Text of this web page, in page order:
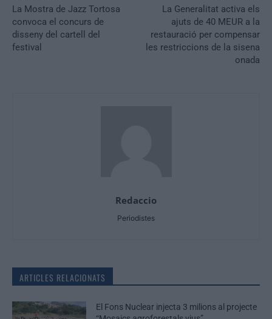
La Mostra de Jazz Tortosa
convoca el concurs de
disseny del cartell del
festival
La Generalitat activa els
ajuts de 40 MEUR a la
restauració per compensar
les restriccions de la sisena
onada
Redaccio
Periodistes
ARTICLES RELACIONATS
El Fons Nuclear injecta 3 milions al projecte